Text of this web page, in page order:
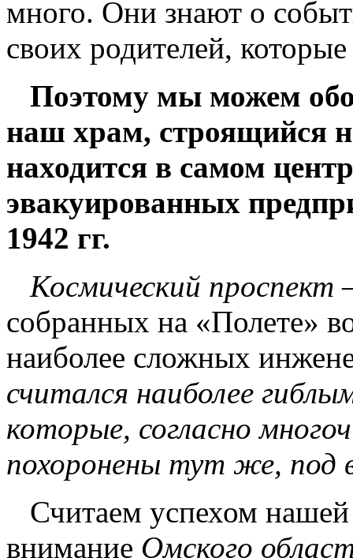
много. Они знают о
своих родителей,
Поэтому мы можем
наш храм, строящийся
находится в самом
эвакуированных
1942 гг.
Космический проспект
собранных на «Полете»
наиболее сложных
считался наиболее
которые, согласно
похоронены тут же, под
Считаем успехом нашей
внимание Омского